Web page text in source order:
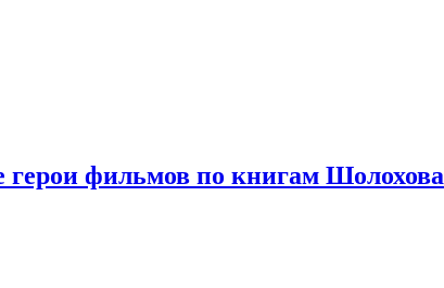
фильмов по книгам Шолохова